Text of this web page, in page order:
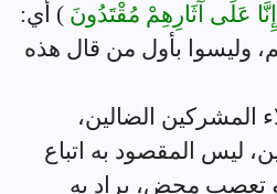
عَلَى آثَارِهِمْ مُقْتَدُونَ ) أي:
وليسوا بأول من قال هذه
المشركين الضالين،
ليس المقصود به اتباع
تعصب محض، يراد به